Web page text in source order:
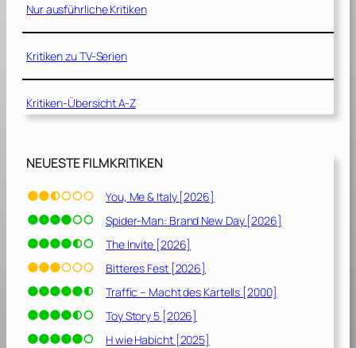
[
2
0
]
Nur ausführliche Kritiken
Kritiken zu TV-Serien
Kritiken-Übersicht A-Z
NEUESTE FILMKRITIKEN
You, Me & Italy [2026]
Spider-Man: Brand New Day [2026]
The Invite [2026]
Bitteres Fest [2026]
Traffic – Macht des Kartells [2000]
Toy Story 5 [2026]
H wie Habicht [2025]